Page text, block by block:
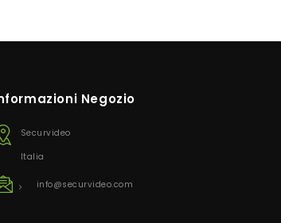
Negozio
Securvideo
Italia
info@securvideo.com